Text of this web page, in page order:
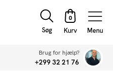
Søg Menu
Brug for hjælp?
+299 32 21 76